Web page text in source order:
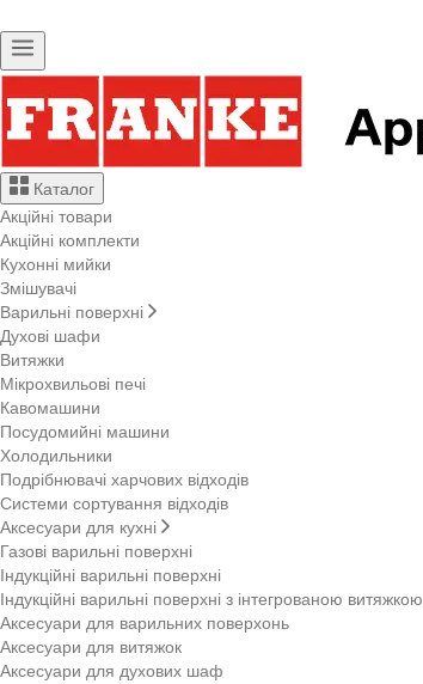
Каталог
Акційні товари
Акційні комплекти
Кухонні мийки
Змішувачі
Варильні поверхні
Духові шафи
Витяжки
Мікрохвильові печі
Кавомашини
Посудомийні машини
Холодильники
Подрібнювачі харчових відходів
Системи сортування відходів
Аксесуари для кухні
Газові варильні поверхні
Індукційні варильні поверхні
Індукційні варильні поверхні з інтегрованою витяжкою
Аксесуари для варильних поверхонь
Аксесуари для витяжок
Аксесуари для духових шаф